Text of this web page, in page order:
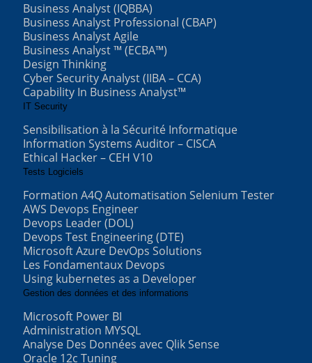
Business Analyst (IQBBA)
Business Analyst Professional (CBAP)
Business Analyst Agile
Business Analyst ™ (ECBA™)
Design Thinking
Cyber Security Analyst (IIBA – CCA)
Capability In Business Analyst™
IT Security
Sensibilisation à la Sécurité Informatique
Information Systems Auditor – CISCA
Ethical Hacker – CEH V10
Tests Logiciels
Formation A4Q Automatisation Selenium Tester
AWS Devops Engineer
Devops Leader (DOL)
Devops Test Engineering (DTE)
Microsoft Azure DevOps Solutions
Les Fondamentaux Devops
Using kubernetes as a Developer
Gestion des données et des informations
Microsoft Power BI
Administration MYSQL
Analyse Des Données avec Qlik Sense
Oracle 12c Tuning